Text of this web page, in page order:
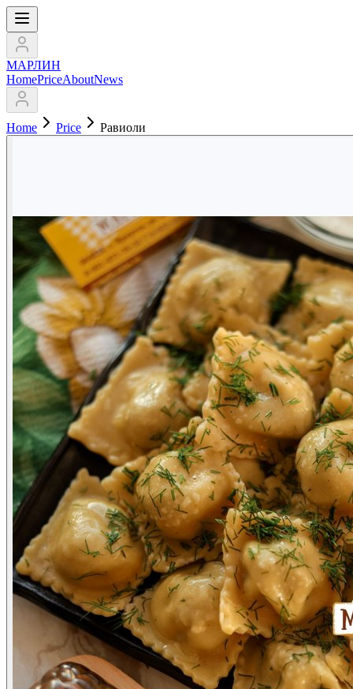
МАРЛИН
HomePriceAboutNews
Home Price Равиоли